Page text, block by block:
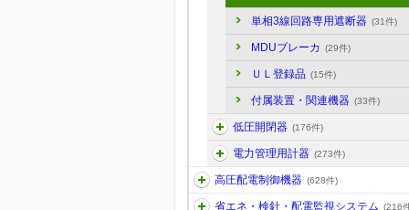
単相3線回路専用遮断器 (31件)
MDUブレーカ (29件)
ＵＬ登録品 (15件)
付属装置・関連機器 (33件)
低圧開閉器 (176件)
電力管理用計器 (273件)
高圧配電制御機器 (628件)
省エネ・検針・配電監視システム (216